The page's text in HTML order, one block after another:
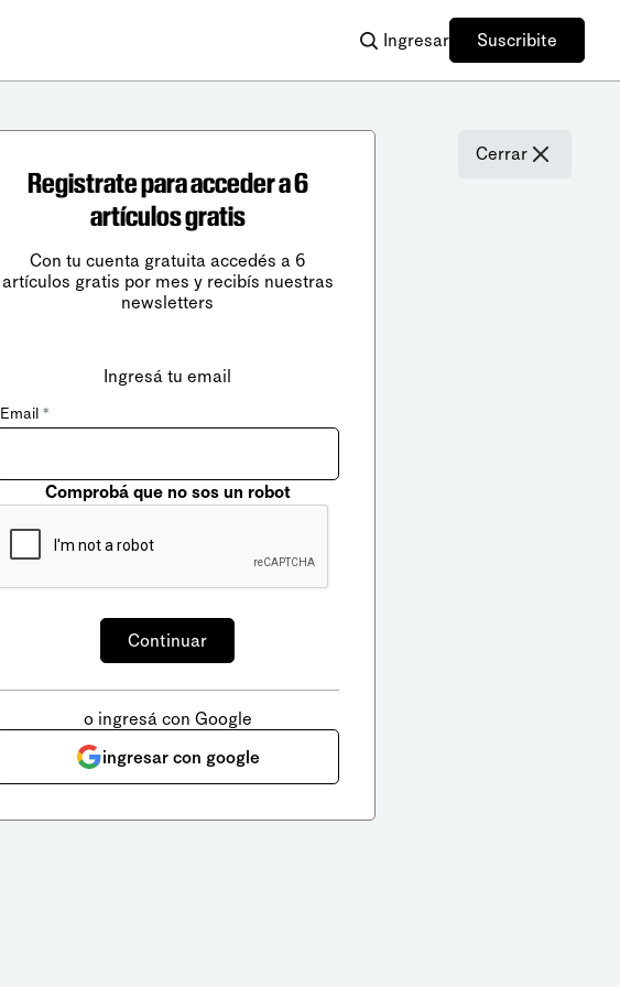
Ingresar Suscribite
Cerrar
Registrate para acceder a 6
artículos gratis
Con tu cuenta gratuita accedés a 6
artículos gratis por mes y recibís nuestras
newsletters
Ingresá tu email
Email *
Comprobá que no sos un robot
o ingresá con Google
ingresar con google